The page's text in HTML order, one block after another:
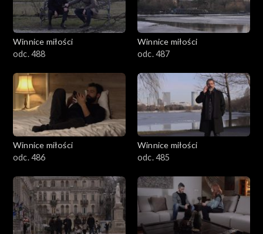
Winnice miłości
odc. 488
Winnice miłości
odc. 487
Winnice miłości
odc. 486
Winnice miłości
odc. 485